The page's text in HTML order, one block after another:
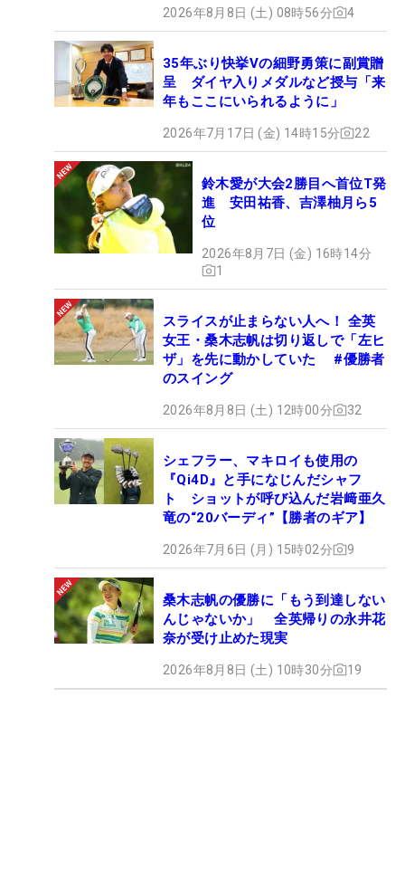
2026年8月8日 (土) 08時56分 4
35年ぶり快挙Vの細野勇策に副賞贈
呈 ダイヤ入りメダルなど授与「来
年もここにいられるように」
2026年7月17日 (金) 14時15分 22
鈴木愛が大会2勝目へ首位T発
進 安田祐香、吉澤柚月ら5
位
2026年8月7日 (金) 16時14分
1
スライスが止まらない人へ！ 全英
女王・桑木志帆は切り返しで「左ヒ
ザ」を先に動かしていた #優勝者
のスイング
2026年8月8日 (土) 12時00分 32
シェフラー、マキロイも使用の
『Qi4D』と手になじんだシャフ
ト ショットが呼び込んだ岩﨑亜久
竜の“20バーディ”【勝者のギア】
2026年7月6日 (月) 15時02分 9
桑木志帆の優勝に「もう到達しない
んじゃないか」 全英帰りの永井花
奈が受け止めた現実
2026年8月8日 (土) 10時30分 19